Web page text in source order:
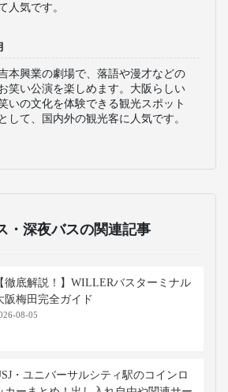
人気です。
本興業の劇場で、落語や漫才などの
笑い公演を楽しめます。大阪らしい
いの文化を体験できる観光スポット
として、国内外の観光客に人気です。
・深夜バスの関連記事
【徹底解説！】WILLERバスターミナル
阪梅田完全ガイド
08-05
・ユニバーサルシティ駅のコインロ